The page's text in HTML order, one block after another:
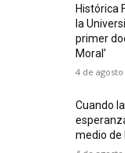
Histórica
la
primer
Moral’
4 de
Cuando
medio de